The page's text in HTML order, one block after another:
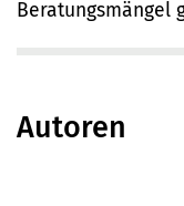
Beratungsmängel
Autoren